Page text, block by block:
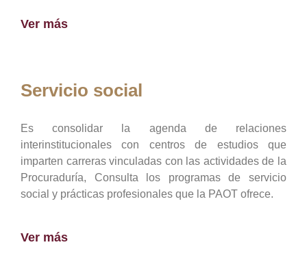
Ver más
Servicio social
Es consolidar la agenda de relaciones
interinstitucionales con centros de estudios que
imparten carreras vinculadas con las actividades de la
Procuraduría, Consulta los programas de servicio
social y prácticas profesionales que la PAOT ofrece.
Ver más